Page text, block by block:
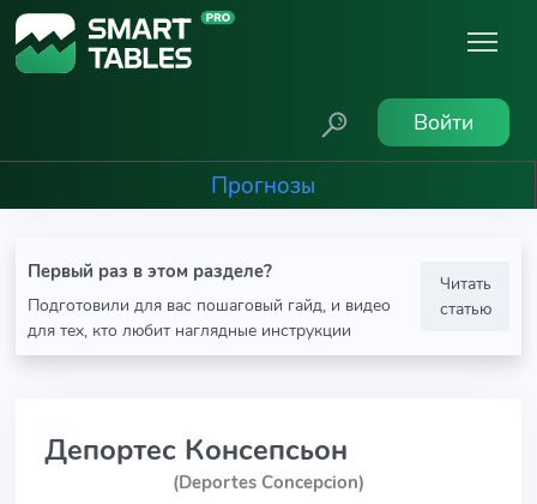
Войти
Прогнозы
Первый раз в этом разделе?
Подготовили для вас пошаговый гайд, и видео
для тех, кто любит наглядные инструкции
Читать
статью
Депортес Консепсьон
(Deportes Concepcion)